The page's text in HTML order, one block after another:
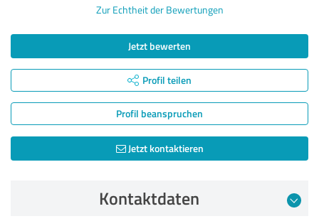
Zur Echtheit der Bewertungen
Jetzt bewerten
Profil teilen
Profil beanspruchen
Jetzt kontaktieren
Kontaktdaten